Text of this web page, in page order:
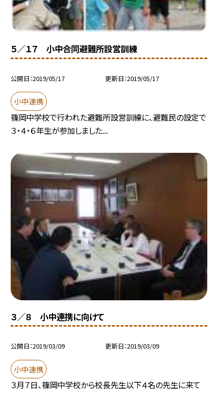
５／１７ 小中合同避難所設営訓練
公開日 2019/05/17 更新日 2019/05/17
小中連携
篠岡中学校で行われた避難所設営訓練に、避難民の設定で
３・４・６年生が参加しました...
３／８ 小中連携に向けて
公開日 2019/03/09 更新日 2019/03/09
小中連携
３月７日、篠岡中学校から校長先生以下４名の先生に来て